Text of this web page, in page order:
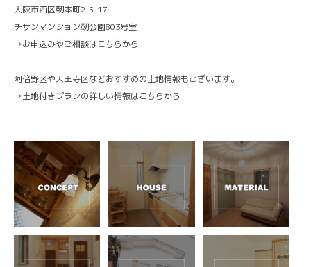
大阪市西区靭本町2-5-17
チサンマンション靭公園803号室
→お申込みやご相談はこちらから
阿倍野区や天王寺区などおすすめの土地情報もございます。
→土地付きプランの詳しい情報はこちらから